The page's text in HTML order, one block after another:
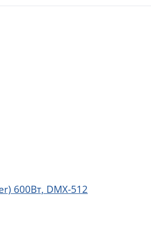
600Вт, DMX-512